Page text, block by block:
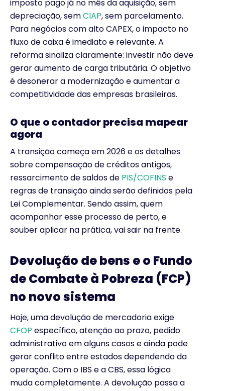
imposto pago já no mês da aquisição, sem
depreciação, semCIAP, sem parcelamento.
Para negócios com alto CAPEX, o impacto no
fluxo de caixa é imediato e relevante. A
reforma sinaliza claramente: investir não deve
gerar aumento de carga tributária. O objetivo
é desonerar a modernização e aumentar a
competitividade das empresas brasileiras.
O que o contador precisa mapear
agora
A transição começa em 2026 e os detalhes
sobre compensação de créditos antigos,
ressarcimento de saldos de PIS/COFINS e
regras de transição ainda serão definidos pela
Lei Complementar. Sendo assim, quem
acompanhar esse processo de perto, e
souber aplicar na prática, vai sair na frente.
Devolução de bens e o Fundo
de Combate à Pobreza (FCP)
no novo sistema
Hoje, uma devolução de mercadoria exige
CFOP específico, atenção ao prazo, pedido
administrativo em alguns casos e ainda pode
gerar conflito entre estados dependendo da
operação. Com o IBS e a CBS, essa lógica
muda completamente. A devolução passa a